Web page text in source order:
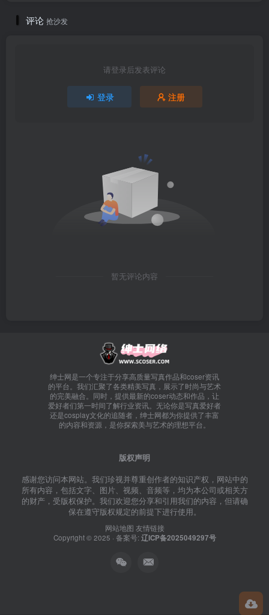
评论 抢沙发
请登录后发表评论
登录 注册
暂无评论内容
绅士网是一个专注于分享高质量写真作品和coser资讯
的平台。我们汇聚了各类精美写真，展示了时尚与艺术
的完美融合。同时，提供最新的coser动态和作品，让
爱好者们第一时间了解行业资讯。无论你是写真爱好者
还是cosplay文化的追随者，绅士网都为你提供了丰富
的内容和资源，是你探索美与艺术的理想平台。
版权声明
感谢您访问本网站。我们珍视并尊重创作者的知识产权，网站中的
所有内容，包括文字、图片、视频、音频等，均为本公司或相关方
的财产，受版权保护。我们欢迎您分享和引用我们的内容，但请确
保在遵守版权规定的前提下进行使用。
网站地图 友情链接
Copyright © 2025 · 备案号: 辽ICP备2025049297号